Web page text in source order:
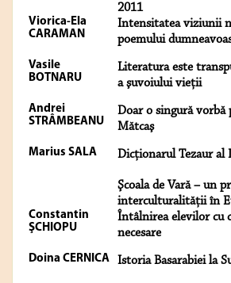
2011
Viorica-Ela
CARAMAN
Intensitatea viziunii
poemului
Vasile
BOTNARU
Literatura este
a şuvoiului vieţii
Andrei
STRÂMBEANU
Doar o singură vorbă
Mătcaş
Marius SALA Dicţionarul Tezaur al
Şcoala de Vară – un
interculturalităţii în
Constantin
ŞCHIOPU
Întâlnirea elevilor cu
necesare
Doina CERNICA Istoria Basarabiei la